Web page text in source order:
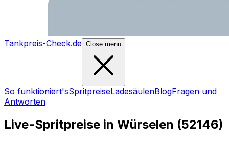
Tankpreis-Check.de Close menu
So funktioniert'sSpritpreiseLadesäulenBlogFragen und
Antworten
Live-Spritpreise in Würselen (52146)